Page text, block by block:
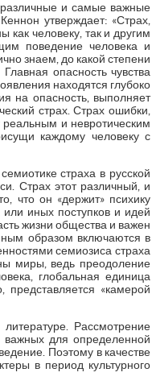
различные и самые важные
утверждает: «Страх,
как человеку, так и другим
поведение человека и
знаем, до какой степени
опасность чувства
находятся глубоко
на опасность, выполняет
страх. Страх ошибки,
реальным и невротическим
каждому человеку с
страха в русской
Страх этот различный, и
что он «держит» психику
иных поступков и идей
жизни общества и важен
образом включаются в
семиозиса страха
миры, ведь преодоление
глобальная единица
представляется «камерой
Рассмотрение
важных для определенной
Поэтому в качестве
в период культурного